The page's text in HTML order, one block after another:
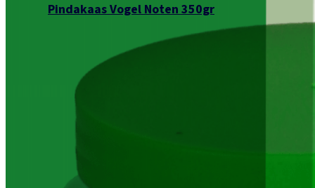
Pindakaas Vogel Noten 350gr